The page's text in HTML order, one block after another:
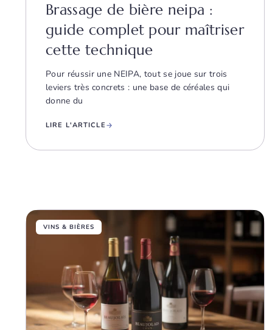
Brassage de bière neipa :
guide complet pour maîtriser
cette technique
Pour réussir une NEIPA, tout se joue sur trois
leviers très concrets : une base de céréales qui
donne du
LIRE L'ARTICLE
VINS & BIÈRES